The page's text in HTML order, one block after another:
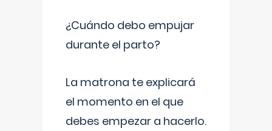
¿Cuándo debo empujar
durante el parto?
La matrona te explicará
el momento en el que
debes empezar a hacerlo.